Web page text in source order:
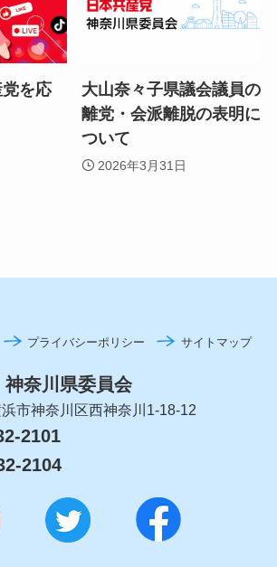
を応
大山奈々子県議会議員の
離党・会派離脱の表明に
ついて
2026年3月31日
プライバシーポリシー サイトマップ
奈川県委員会
市神奈川区西神奈川1-18-12
2101
2104